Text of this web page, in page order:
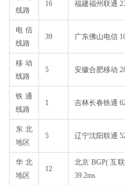
线路
16 福建福州联通
电信
线路
39 广东佛山电信
移动
线路
5 安徽合肥移动
铁通
线路
1 吉林长春铁通
东北
地区
5 辽宁沈阳联通
华北
地区
12
北京 BGP( 互
39.2ms